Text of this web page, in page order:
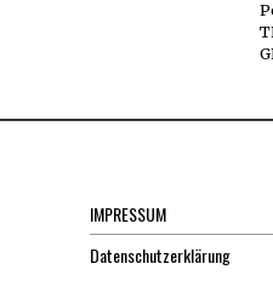
IMPRESSUM
Datenschutzerklärung